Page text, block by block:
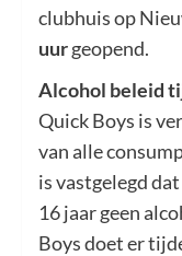
clubhuis op
uurgeopend.
Alcohol beleid
Quick Boys is
van alle
is vastgelegd
16 jaar geen
Boys doet er